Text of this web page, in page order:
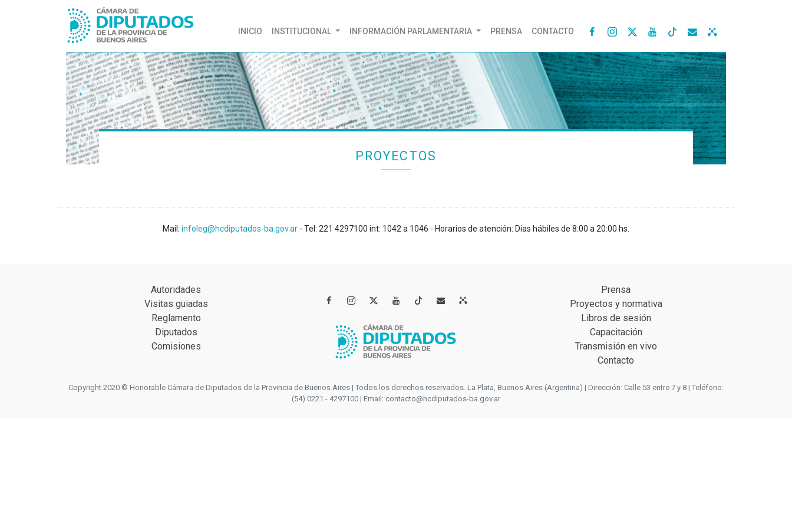
INICIO (CURRENT)
INSTITUCIONAL INFORMACIÓN PARLAMENTARIA PRENSA CONTACTO    
PROYECTOS
Mail: infoleg@hcdiputados-ba.gov.ar - Tel: 221 4297100 int: 1042 a 1046 - Horarios de atención: Días hábiles de 8:00 a 20:00 hs.
Autoridades
Visitas guiadas
Reglamento
Diputados
Comisiones
   
Prensa
Proyectos y normativa
Libros de sesión
Capacitación
Transmisión en vivo
Contacto
Copyright 2020 © Honorable Cámara de Diputados de la Provincia de Buenos Aires | Todos los derechos reservados. La Plata, Buenos Aires (Argentina) | Dirección: Calle 53 entre 7 y 8 | Teléfono:
(54) 0221 - 4297100 | Email: contacto@hcdiputados-ba.gov.ar